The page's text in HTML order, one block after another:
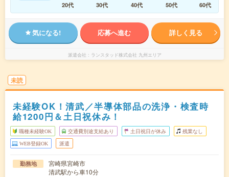
20代
30代 40代 50代 60代
気になる! 応募へ進む 詳しく見る
派遣会社 ランスタッド株式会社 九州エリア
未読
未経験OK！清武／半導体部品の洗浄・検査時
給1200円＆土日祝休み！
職種未経験OK 交通費別途支給あり 土日祝日が休み 残業なし
WEB登録OK 派遣
勤務地
宮崎県宮崎市
清武駅から車10分